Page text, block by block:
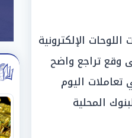
الإلكترونية
وقع تراجع واضح
اليوم
المحلية